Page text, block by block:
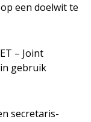
een doelwit te
– Joint
gebruik
secretaris-